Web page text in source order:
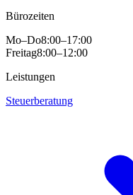
Bürozeiten
Mo–Do8:00–17:00
Freitag8:00–12:00
Leistungen
Steuerberatung